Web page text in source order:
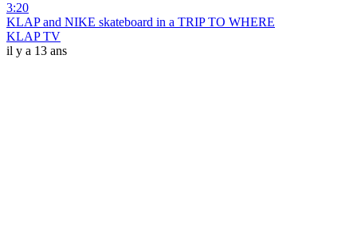
3:20
KLAP and NIKE skateboard in a TRIP TO WHERE
KLAP TV
il y a 13 ans